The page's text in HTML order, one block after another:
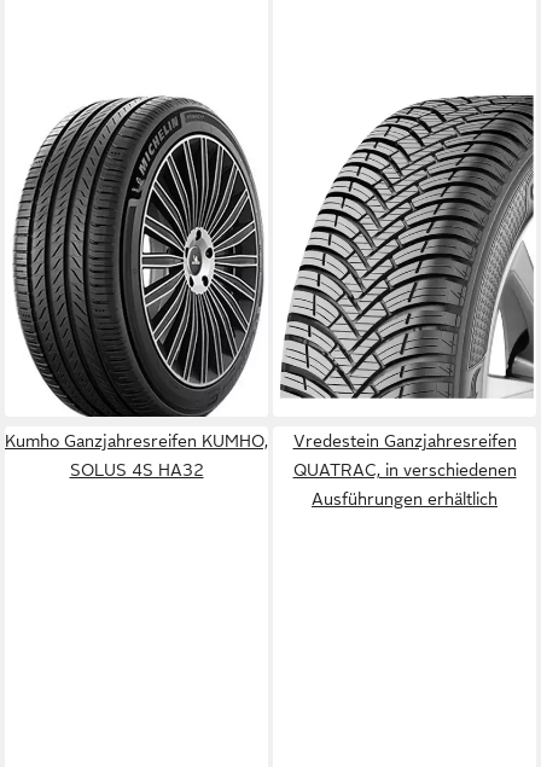
MICHELIN
Sommerreifen PRIMACY 5
Kraftstoffeffizienz
Produktdatenblatt
Nasshaftung
Produktdatenblatt
ab 279,99 € UVP300,99 €
-7%
lieferbar - in 6-8 Werktagen bei dir
Ganzjahresreifen
QUADRAXER-2, in
verschiedenen Ausführungen
erhältlich
Kraftstoffeffizienz
Produktdatenblatt
Nasshaftung
Produktdatenblatt
189,99 € UVP200,99 €
-5%
lieferbar - in 4-5 Werktagen bei dir
Kumho Ganzjahresreifen KUMHO,
SOLUS 4S HA32
Vredestein Ganzjahresreifen
QUATRAC, in verschiedenen
Ausführungen erhältlich